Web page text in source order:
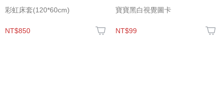
彩虹床套(120*60cm)
NT$850
寶寶黑白視覺圖卡
NT$99